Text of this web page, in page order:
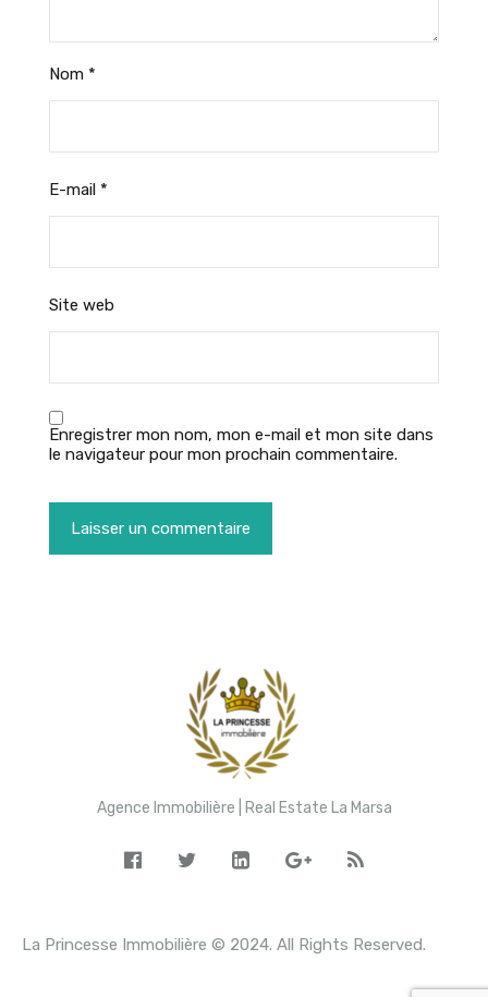
Nom *
E-mail *
Site web
Enregistrer mon nom, mon e-mail et mon site dans
le navigateur pour mon prochain commentaire.
Agence Immobilière | Real Estate La Marsa
La Princesse Immobilière © 2024. All Rights Reserved.